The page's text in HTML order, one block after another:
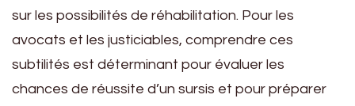
sur les possibilités de réhabilitation. Pour les
avocats et les justiciables, comprendre ces
subtilités est déterminant pour évaluer les
chances de réussite d’un sursis et pour préparer